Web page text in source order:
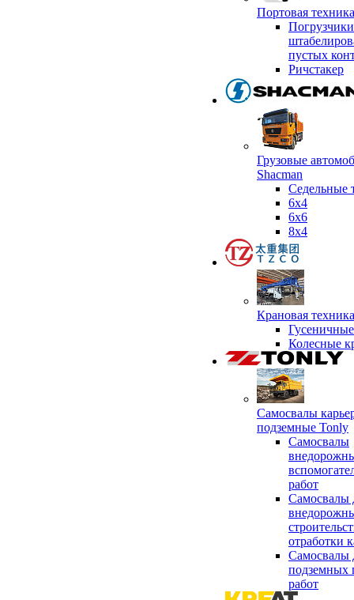
Портовая
пустых
Ричстакер
Грузовые
Shacman
Седельные
6х4
6x6
8x4
Крановая
Колесные
Самосвалы
подземные Tonly
Самосвалы
работ
Самосвалы
отработки
Самосвалы
подземных
работ